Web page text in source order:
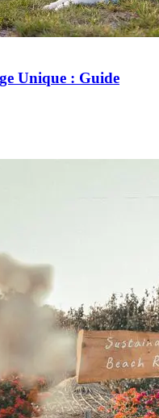
Unique : Guide